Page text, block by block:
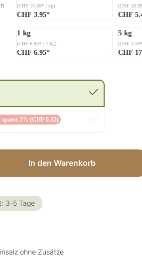
(CHF 15.80* / kg)
CHF 3.95*
(CHF
CHF
1 kg
(CHF 6.95* / 1 kg)
CHF 6.95*
5 kg
(CHF
CHF
sparst 5% (CHF 0.35)
den gewünschten
In den Warenkorb
3-5 Tage
ohne Zusätze